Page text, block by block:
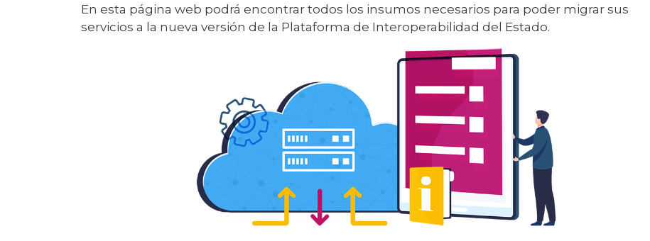
En esta página web podrá encontrar todos los insumos necesarios para poder migrar sus
servicios a la nueva versión de la Plataforma de Interoperabilidad del Estado.